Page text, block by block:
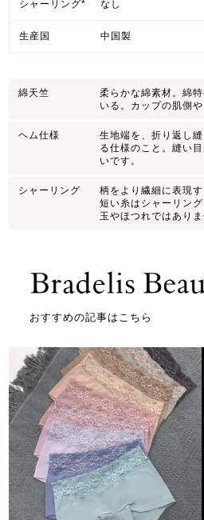
シャーリング* なし
生産国 中国製
綿天竺
柔らかな綿素材。綿
いる。カップの肌側
ヘム仕様
生地端を、折り返し
る仕様のこと。縫い
いです。
シャーリング
柄をより繊細に表現
短い糸はシャーリン
玉やほつれではありま
おすすめの記事はこちら